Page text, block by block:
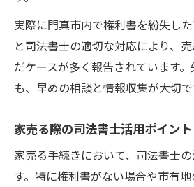
実際に門真市内で権利書を紛失し
と司法書士の適切な対応により、
だケースが多く報告されています
も、早めの相談と情報収集が大切で
家売る際の司法書士活用ポイント
家売る手続きにおいて、司法書士
す。特に権利書がない場合や市有